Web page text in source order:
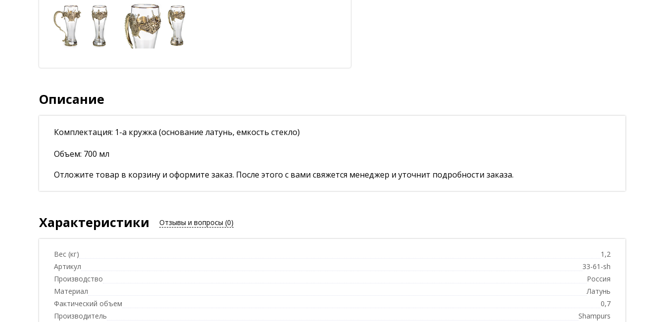
Описание
Комплектация: 1-а кружка (основание латунь, емкость стекло)
Объем: 700 мл
Отложите товар в корзину и оформите заказ. После этого с вами свяжется менеджер и уточнит подробности заказа.
Характеристики Отзывы и вопросы (0)
Вес (кг)
1,2
Артикул
33-61-sh
Производство
Россия
Материал
Латунь
Фактический объем
0,7
Производитель
Shampurs